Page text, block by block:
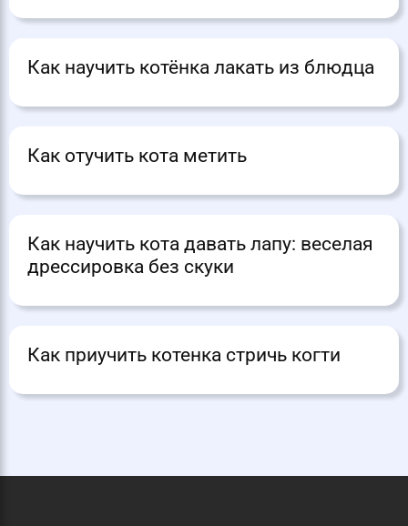
Как научить котёнка лакать из блюдца
Как отучить кота метить
Как научить кота давать лапу: веселая
дрессировка без скуки
Как приучить котенка стричь когти